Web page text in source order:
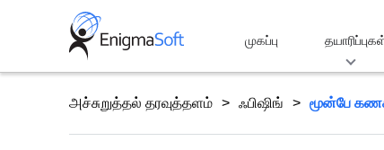
முகப்பு
அச்சுறுத்தல் தரவுத்தளம் ஃபிஷிங் மூன்பே